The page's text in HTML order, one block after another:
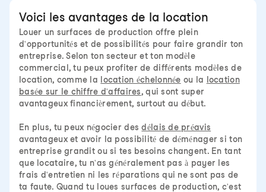
Voici les avantages de la location
Louer un surfaces de production offre plein
d'opportunités et de possibilités pour faire grandir ton
entreprise. Selon ton secteur et ton modèle
commercial, tu peux profiter de différents modèles de
location, comme la
location échelonnée ou la
location
basée sur le chiffre d'affaires, qui sont super
avantageux financièrement, surtout au début.
En plus, tu peux négocier desdélais de préavis
avantageux et avoir la possibilité de déménager si ton
entreprise grandit ou si tes besoins changent. En tant
que locataire, tu n'as généralement pas à payer les
frais d'entretien ni les réparations qui ne sont pas de
ta faute. Quand tu loues surfaces de production, c'est